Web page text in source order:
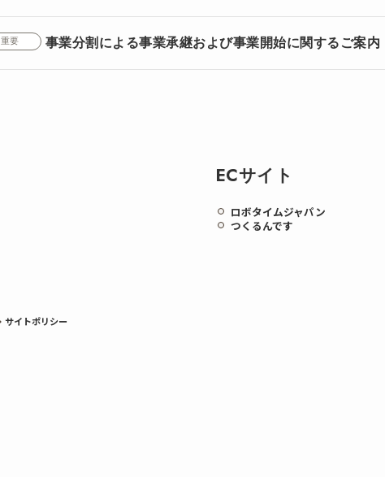
重要 事業分割による事業承継および事業開始に関するご案内
ECサイト
ロボタイムジャパン
つくるんです
サイトポリシー